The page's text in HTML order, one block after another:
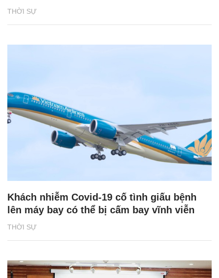
THỜI SỰ
THỜI SỰ
Khách nhiễm Covid-19 cố tình giấu bệnh
lên máy bay có thể bị cấm bay vĩnh viễn